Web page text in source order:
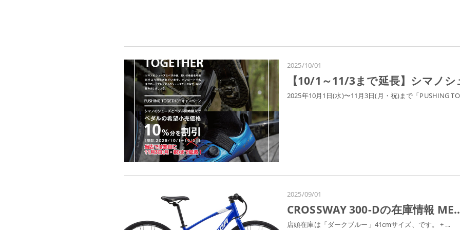
2025/10/01
【10/1～11/3まで延長】シマノ
2025年10月1日(水)〜11月3日(月・祝)まで「PUSHING
2025/09/01
CROSSWAY 300-Dの在庫情報
店頭在庫は「ダークブルー」41cmサイズ、です。 + ...